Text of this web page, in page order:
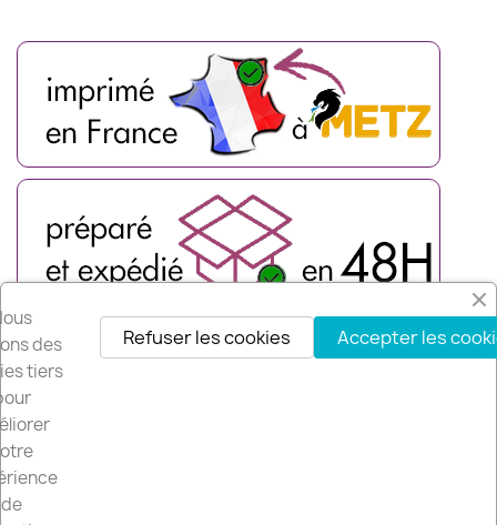
des
tiers
de
Accepter les
Refuser les cookies